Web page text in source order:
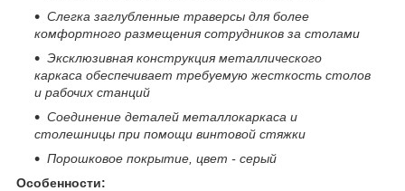
Слегка заглубленные траверсы для более
комфортного размещения сотрудников за столами
Эксклюзивная конструкция металлического
каркаса обеспечивает требуемую жесткость столов
и рабочих станций
Соединение деталей металлокаркаса и
столешницы при помощи винтовой стяжки
Порошковое покрытие, цвет - серый
Особенности: